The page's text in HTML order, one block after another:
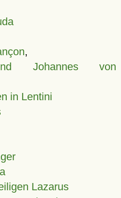
,
Johannes von
in Lentini
Lazarus